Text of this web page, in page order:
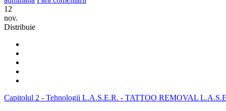
12
nov.
Distribuie
Capitolul 2 - Tehnologii L.A.S.E.R. - TATTOO REMOVAL